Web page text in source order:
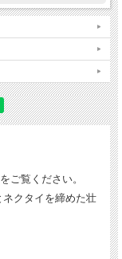
ご覧ください。
クタイを締めた壮